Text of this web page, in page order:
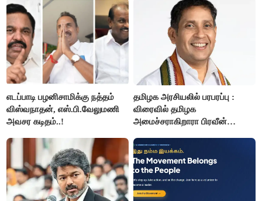
எடப்பாடி பழனிசாமிக்கு நத்தம்
விஸ்வநாதன், எஸ்.பி.வேலுமணி
அவசர கடிதம்..!
தமிழக அரசியலில் பரபரப்பு :
விரைவில் தமிழக
அமைச்சராகிறாரா பிரவீன்